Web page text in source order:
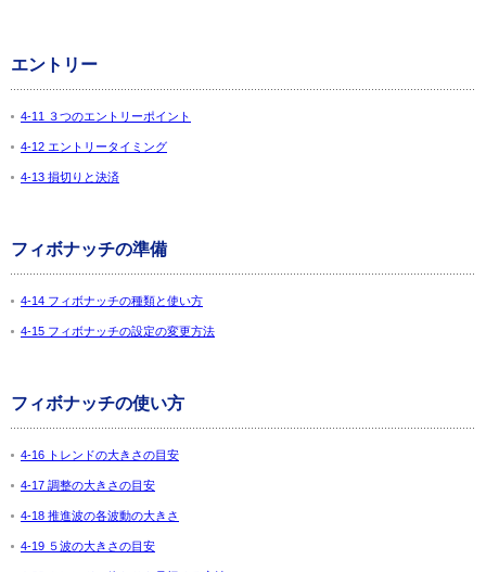
エントリー
4-11 ３つのエントリーポイント
4-12 エントリータイミング
4-13 損切りと決済
フィボナッチの準備
4-14 フィボナッチの種類と使い方
4-15 フィボナッチの設定の変更方法
フィボナッチの使い方
4-16 トレンドの大きさの目安
4-17 調整の大きさの目安
4-18 推進波の各波動の大きさ
4-19 ５波の大きさの目安